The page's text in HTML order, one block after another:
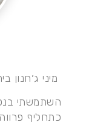
השתמשתי
כתחליף